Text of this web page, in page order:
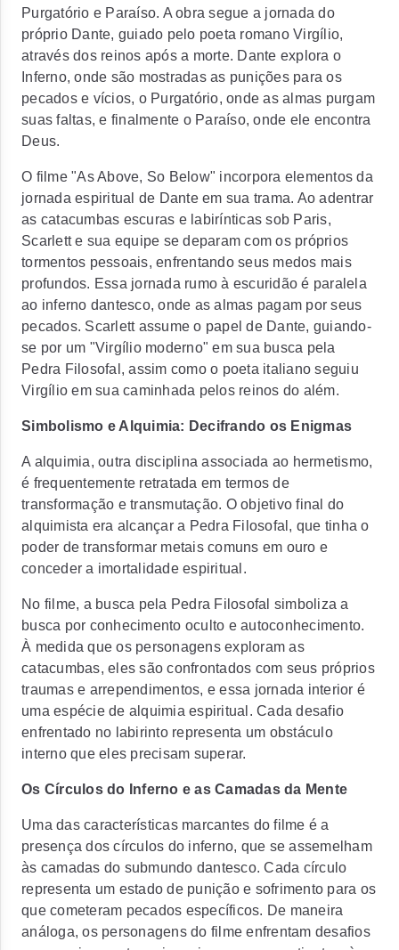
Purgatório e Paraíso. A obra segue a jornada do
próprio Dante, guiado pelo poeta romano Virgílio,
através dos reinos após a morte. Dante explora o
Inferno, onde são mostradas as punições para os
pecados e vícios, o Purgatório, onde as almas purgam
suas faltas, e finalmente o Paraíso, onde ele encontra
Deus.
O filme "As Above, So Below" incorpora elementos da
jornada espiritual de Dante em sua trama. Ao adentrar
as catacumbas escuras e labirínticas sob Paris,
Scarlett e sua equipe se deparam com os próprios
tormentos pessoais, enfrentando seus medos mais
profundos. Essa jornada rumo à escuridão é paralela
ao inferno dantesco, onde as almas pagam por seus
pecados. Scarlett assume o papel de Dante, guiando-
se por um "Virgílio moderno" em sua busca pela
Pedra Filosofal, assim como o poeta italiano seguiu
Virgílio em sua caminhada pelos reinos do além.
Simbolismo e Alquimia: Decifrando os Enigmas
A alquimia, outra disciplina associada ao hermetismo,
é frequentemente retratada em termos de
transformação e transmutação. O objetivo final do
alquimista era alcançar a Pedra Filosofal, que tinha o
poder de transformar metais comuns em ouro e
conceder a imortalidade espiritual.
No filme, a busca pela Pedra Filosofal simboliza a
busca por conhecimento oculto e autoconhecimento.
À medida que os personagens exploram as
catacumbas, eles são confrontados com seus próprios
traumas e arrependimentos, e essa jornada interior é
uma espécie de alquimia espiritual. Cada desafio
enfrentado no labirinto representa um obstáculo
interno que eles precisam superar.
Os Círculos do Inferno e as Camadas da Mente
Uma das características marcantes do filme é a
presença dos círculos do inferno, que se assemelham
às camadas do submundo dantesco. Cada círculo
representa um estado de punição e sofrimento para os
que cometeram pecados específicos. De maneira
análoga, os personagens do filme enfrentam desafios